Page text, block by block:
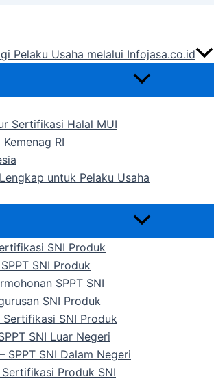
Pelaku Usaha melalui Infojasa.co.id
Sertifikasi Halal MUI
RI
untuk Pelaku Usaha
SNI Produk
SNI Produk
SPPT SNI
SNI Produk
Sertifikasi SNI Produk
SNI Luar Negeri
SPPT SNI Dalam Negeri
Produk SNI